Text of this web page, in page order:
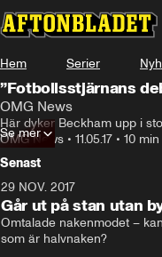
Hem Serier
”Fotbollsstjärnans
OMG News
Här dyker Beckham upp i
OMG News • 11.05.17 • 10 min
Se mer
Senast
29 NOV. 2017
Går ut på stan utan
Omtalade nakenmodet –
som är halvnaken?